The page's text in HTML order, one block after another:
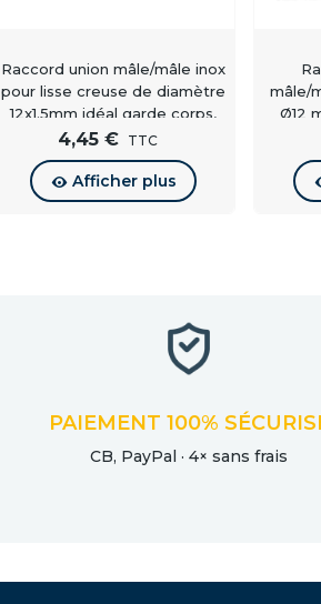
Raccord union mâle/mâle inox
pour lisse creuse de diamètre
12x1.5mm idéal garde corps,
balustrade, rampe d'escalier
4,45 € TTC
Afficher plus
mâle/
Ø12
PAIEMENT 100%
CB, PayPal · 4× sans frais